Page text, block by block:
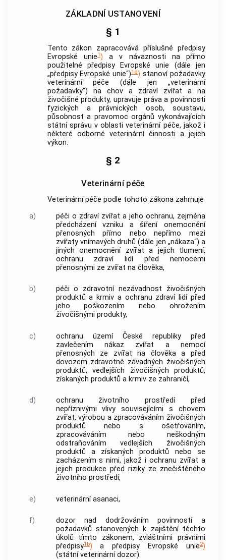
ZÁKLADNÍ USTANOVENÍ
§ 1
Tento zákon zapracovává příslušné předpisy
Evropské unie1) a v návaznosti na přímo
použitelné předpisy Evropské unie (dále jen
„předpisy Evropské unie“)1a) stanoví požadavky
veterinární péče (dále jen „veterinární
požadavky“) na chov a zdraví zvířat a na
živočišné produkty, upravuje práva a povinnosti
fyzických a právnických osob, soustavu,
působnost a pravomoc orgánů vykonávajících
státní správu v oblasti veterinární péče, jakož i
některé odborné veterinární činnosti a jejich
výkon.
§ 2
Veterinární péče
Veterinární péče podle tohoto zákona zahrnuje
a)
péči o zdraví zvířat a jeho ochranu, zejména
předcházení vzniku a šíření onemocnění
přenosných přímo nebo nepřímo mezi
zvířaty vnímavých druhů (dále jen „nákaza“) a
jiných onemocnění zvířat a jejich tlumení,
ochranu zdraví lidí před nemocemi
přenosnými ze zvířat na člověka,
b)
péči o zdravotní nezávadnost živočišných
produktů a krmiv a ochranu zdraví lidí před
jeho poškozením nebo ohrožením
živočišnými produkty,
c)
ochranu území České republiky před
zavlečením nákaz zvířat a nemocí
přenosných ze zvířat na člověka a před
dovozem zdravotně závadných živočišných
produktů,vedlejších živočišných produktů,
získaných produktů a krmivze zahraničí,
d)
ochranu životního prostředí před
nepříznivými vlivy souvisejícími s chovem
zvířat, výrobou a zpracováváním živočišných
produktů nebo s ošetřováním,
zpracováváním nebo neškodným
odstraňovánímvedlejších živočišných
produktů a získaných produktů nebo se
zacházením s nimi, jakož i ochranu zvířat a
jejich produkce před riziky ze znečištěného
životního prostředí,
e) veterinární asanaci,
f)
dozor nad dodržováním povinností a
požadavků stanovených k zajištění těchto
úkolů tímto zákonem, zvláštními právními
předpisy1b) a předpisy Evropské unie2)
(státní veterinární dozor).